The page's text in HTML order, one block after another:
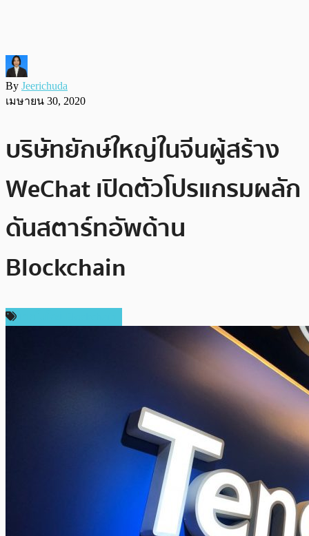
By Jeerichuda
เมษายน 30, 2020
บริษัทยักษ์ใหญ่ในจีนผู้สร้าง
WeChat เปิดตัวโปรแกรมผลัก
ดันสตาร์ทอัพด้าน
Blockchain